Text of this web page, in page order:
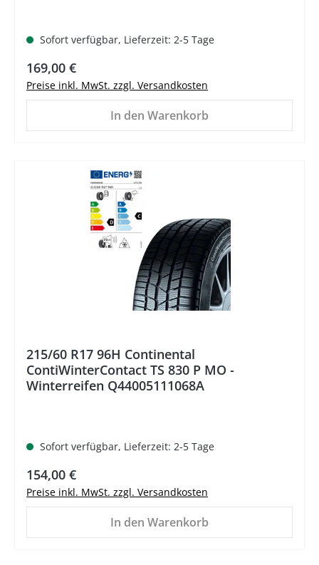
Sofort verfügbar, Lieferzeit: 2-5 Tage
Regulärer Preis:
169,00 €
Preise inkl. MwSt. zzgl. Versandkosten
In den Warenkorb
215/60 R17 96H Continental
ContiWinterContact TS 830 P MO -
Winterreifen Q44005111068A
Sofort verfügbar, Lieferzeit: 2-5 Tage
Regulärer Preis:
154,00 €
Preise inkl. MwSt. zzgl. Versandkosten
In den Warenkorb